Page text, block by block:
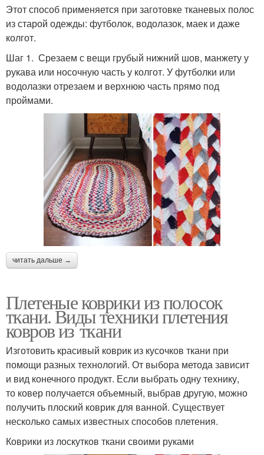
Этот способ применяется при заготовке тканевых полос
из старой одежды: футболок, водолазок, маек и даже
колгот.
Шаг 1. Срезаем с вещи грубый нижний шов, манжету у
рукава или носочную часть у колгот. У футболки или
водолазки отрезаем и верхнюю часть прямо под
проймами.
читать дальше →
Плетеные коврики из полосок
ткани. Виды техники плетения
ковров из ткани
Изготовить красивый коврик из кусочков ткани при
помощи разных технологий. От выбора метода зависит
и вид конечного продукт. Если выбрать одну технику,
то ковер получается объемный, выбрав другую, можно
получить плоский коврик для ванной. Существует
несколько самых известных способов плетения.
Коврики из лоскутков ткани своими руками